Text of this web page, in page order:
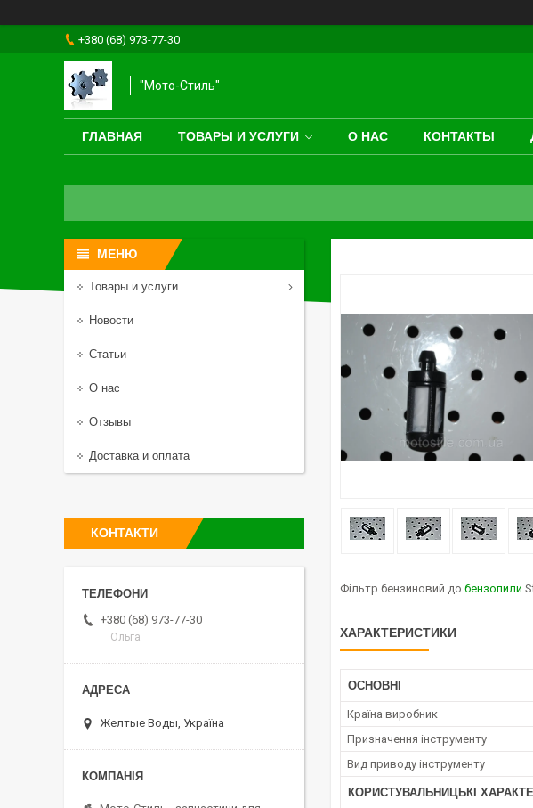
+380 (68) 973-77-30
"Мото-Стиль"
ГЛАВНАЯ ТОВАРЫ И УСЛУГИ О НАС КОНТАКТЫ
Фільтр бензиновий до бензопили
ХАРАКТЕРИСТИКИ
ОСНОВНІ
Країна виробник
Призначення інструменту
Вид приводу інструменту
КОРИСТУВАЛЬНИЦЬКІ
Товары и услуги
Новости
Статьи
О нас
Отзывы
Доставка и оплата
КОНТАКТИ
+380 (68) 973-77-30
Ольга
Желтые Воды, Україна